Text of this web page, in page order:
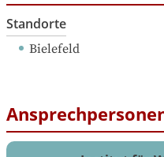
Standorte
Bielefeld